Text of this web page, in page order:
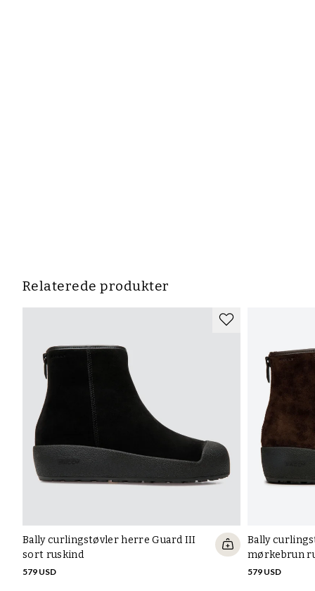
Relaterede produkter
Bally curlingstøvler herre Guard III
sort ruskind
579 USD
Bally
mørkebrun
579 USD